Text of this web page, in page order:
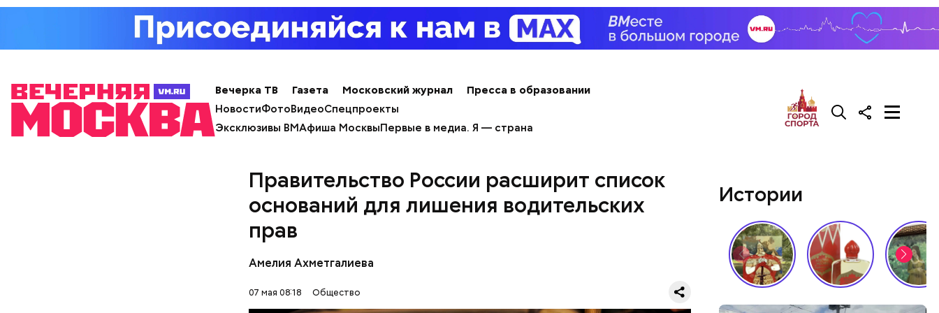
Вечерка ТВ Газета Московский журнал
Пресса в образовании
НовостиФотоВидеоСпецпроекты
Эксклюзивы ВМАфиша МосквыПервые в медиа. Я — страна
Правительство России расширит список
оснований для лишения водительских
прав
Амелия Ахметгалиева
07 мая 08:18 Общество
День малины со сливками
Ингредиенты:
Истории